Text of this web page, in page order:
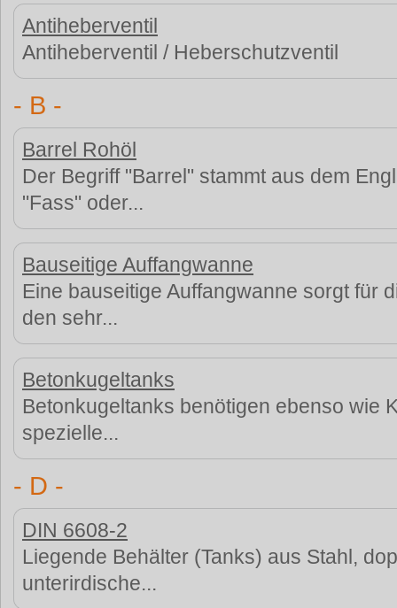
Antiheberventil
Antiheberventil / Heberschutzventil
- B -
Barrel Rohöl
Der Begriff "Barrel" stammt aus dem
"Fass" oder...
Bauseitige Auffangwanne
Eine bauseitige Auffangwanne sorgt für
den sehr...
Betonkugeltanks
Betonkugeltanks benötigen ebenso wie
spezielle...
- D -
DIN 6608-2
Liegende Behälter (Tanks) aus Stahl,
unterirdische...